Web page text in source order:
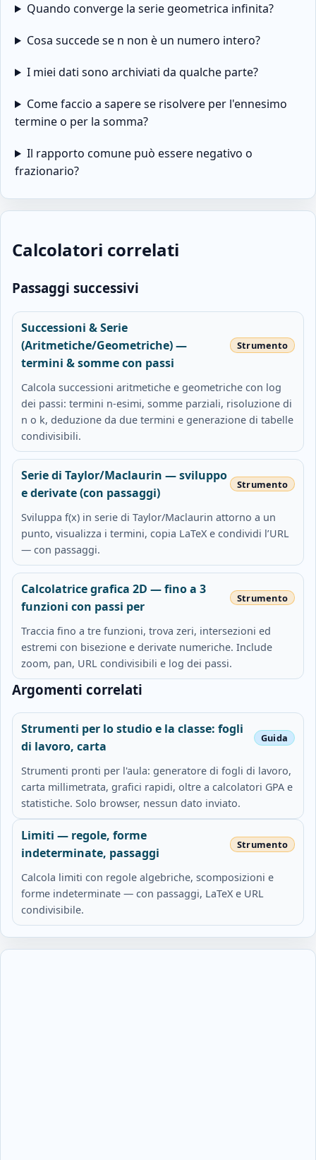
Quando converge la serie geometrica infinita?
Cosa succede se n non è un numero intero?
I miei dati sono archiviati da qualche parte?
Come faccio a sapere se risolvere per l'ennesimo
termine o per la somma?
Il rapporto comune può essere negativo o
frazionario?
Calcolatori correlati
Passaggi successivi
Successioni & Serie
(Aritmetiche/Geometriche) —
termini & somme con passi
Calcola successioni aritmetiche e geometriche con log
dei passi: termini n‑esimi, somme parziali, risoluzione di
n o k, deduzione da due termini e generazione di tabelle
condivisibili.
Serie di Taylor/Maclaurin — sviluppo
e derivate (con passaggi)
Sviluppa f(x) in serie di Taylor/Maclaurin attorno a un
punto, visualizza i termini, copia LaTeX e condividi l’URL
— con passaggi.
Calcolatrice grafica 2D — fino a 3
funzioni con passi per
Traccia fino a tre funzioni, trova zeri, intersezioni ed
estremi con bisezione e derivate numeriche. Include
zoom, pan, URL condivisibili e log dei passi.
Argomenti correlati
Strumenti per lo studio e la classe: fogli
di lavoro, carta
Strumenti pronti per l'aula: generatore di fogli di lavoro,
carta millimetrata, grafici rapidi, oltre a calcolatori GPA e
statistiche. Solo browser, nessun dato inviato.
Limiti — regole, forme
indeterminate, passaggi
Calcola limiti con regole algebriche, scomposizioni e
forme indeterminate — con passaggi, LaTeX e URL
condivisibile.